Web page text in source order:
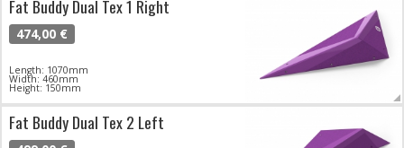
Fat Buddy Dual Tex 1 Right
474,00 €
Length: 1070mm
Width: 460mm
Height: 150mm
Fat Buddy Dual Tex 2 Left